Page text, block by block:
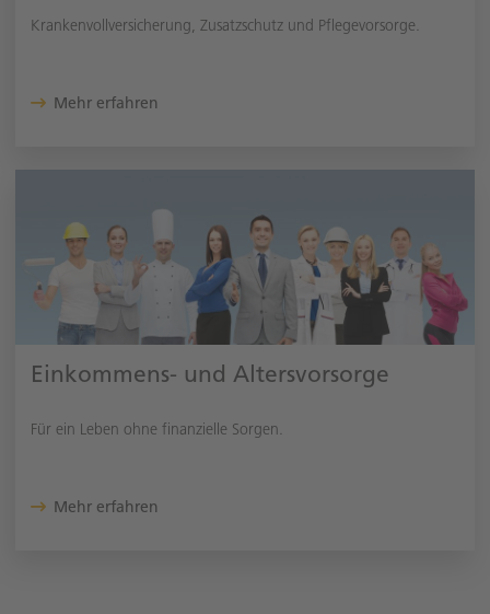
Krankenvollversicherung, Zusatzschutz und Pflegevorsorge.
Mehr erfahren
Einkommens- und Altersvorsorge
Für ein Leben ohne finanzielle Sorgen.
Mehr erfahren